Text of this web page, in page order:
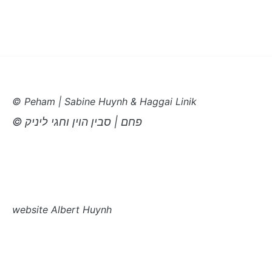
© Peham | Sabine Huynh & Haggai Linik
© פחם | סבין הוין וחגי ליניק
website Albert Huynh